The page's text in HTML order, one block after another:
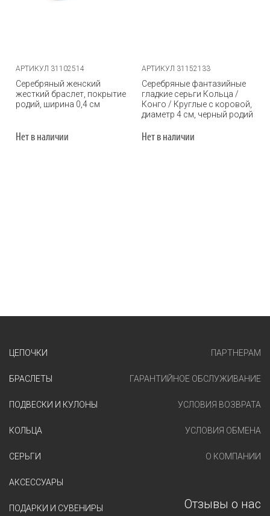
АРТИКУЛ 31102514
Серебряный женский
жесткий браслет, покрытие
родий, ширина 0,4 см
Нет в наличии
АРТИКУЛ 31152133
Серебряные фантазийные
гладкие серьги Кольца /
Конго / Круглые с коровой,
диаметр 4 см, черный родий
Нет в наличии
ЦЕПОЧКИ
БРАСЛЕТЫ
ПОДВЕСКИ И КУЛОНЫ
КОЛЬЦА
СЕРЬГИ
АКСЕССУАРЫ
ПОДАРКИ И СУВЕНИРЫ
ПАРТНЕРАМ
ГАРАНТИЙНОЕ ОБСЛУЖИВАНИЕ
УСЛОВИЯ ВОЗВРАТА
УСЛОВИЯ ОБМЕНА
О КОМПАНИИ
Отзывы о нас